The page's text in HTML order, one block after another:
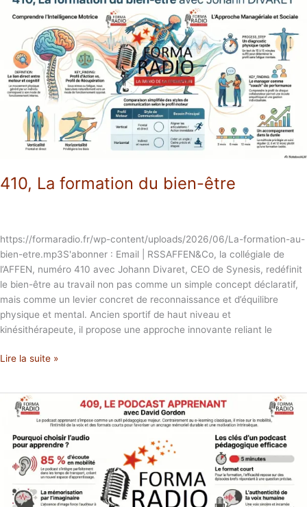
410, La formation du bien-être
https://formaradio.fr/wp-content/uploads/2026/06/La-formation-au-
bien-etre.mp3S'abonner : Email | RSSAFFEN&Co, la collégiale de
l’AFFEN, numéro 410 avec Johann Divaret, CEO de Synesis, redéfinit
le bien-être au travail non pas comme un simple concept déclaratif,
mais comme un levier concret de reconnaissance et d’équilibre
physique et mental. Ancien sportif de haut niveau et
kinésithérapeute, il propose une approche innovante reliant le
formation
bien-
être
Lire la suite »
409,
apprenant